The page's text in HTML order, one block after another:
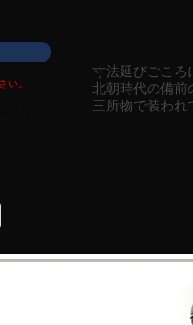
い。
寸法延びごころ
北朝時代の備前
三所物で装われ